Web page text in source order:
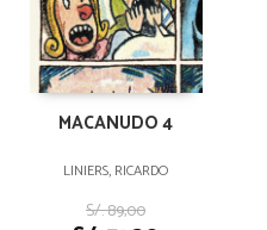
MACANUDO 4
LINIERS, RICARDO
S/. 89,00